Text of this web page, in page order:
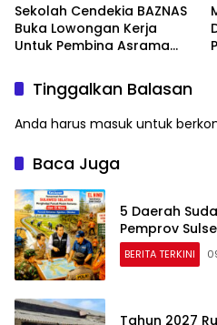
Sekolah Cendekia BAZNAS
Buka Lowongan Kerja
Untuk Pembina Asrama
Tinggalkan Balasan
Anda harus masuk untuk
Baca Juga
5 Daerah
Pemprov
BERITA TERKINI
Tahun 2027